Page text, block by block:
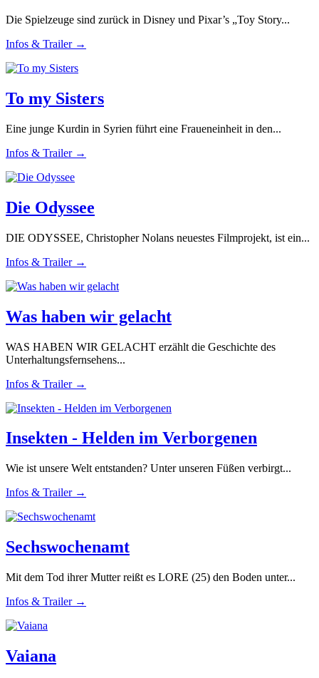
Die Spielzeuge sind zurück in Disney und Pixar’s „Toy Story...
Infos & Trailer →
To my Sisters
Eine junge Kurdin in Syrien führt eine Fraueneinheit in den...
Infos & Trailer →
Die Odyssee
DIE ODYSSEE, Christopher Nolans neuestes Filmprojekt, ist ein...
Infos & Trailer →
Was haben wir gelacht
WAS HABEN WIR GELACHT erzählt die Geschichte des
Unterhaltungsfernsehens...
Infos & Trailer →
Insekten - Helden im Verborgenen
Wie ist unsere Welt entstanden? Unter unseren Füßen verbirgt...
Infos & Trailer →
Sechswochenamt
Mit dem Tod ihrer Mutter reißt es LORE (25) den Boden unter...
Infos & Trailer →
Vaiana